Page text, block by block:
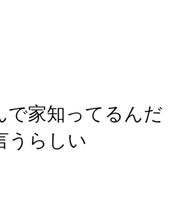
で家知ってるんだ
うらしい